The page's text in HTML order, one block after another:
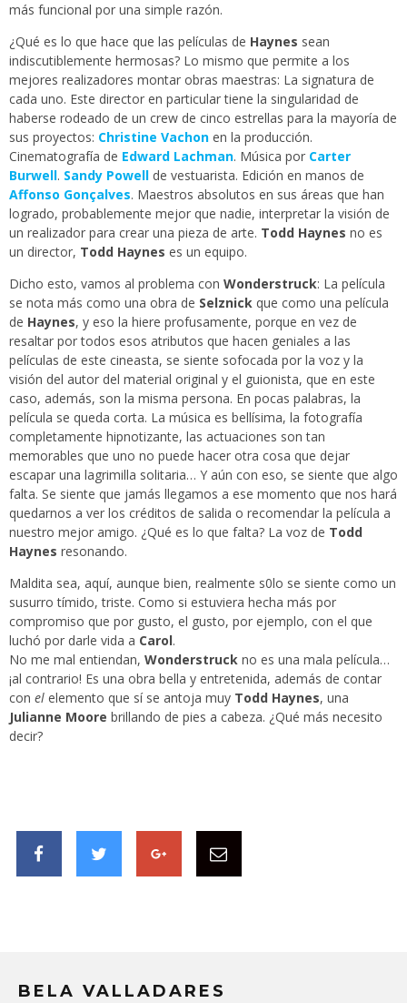
más funcional por una simple razón.
¿Qué es lo que hace que las películas de Haynes sean
indiscutiblemente hermosas? Lo mismo que permite a los
mejores realizadores montar obras maestras: La signatura de
cada uno. Este director en particular tiene la singularidad de
haberse rodeado de un crew de cinco estrellas para la mayoría de
sus proyectos: Christine Vachon en la producción.
Cinematografía de Edward Lachman. Música por Carter
Burwell. Sandy Powell de vestuarista. Edición en manos de
Affonso Gonçalves. Maestros absolutos en sus áreas que han
logrado, probablemente mejor que nadie, interpretar la visión de
un realizador para crear una pieza de arte. Todd Haynes no es
un director, Todd Haynes es un equipo.
Dicho esto, vamos al problema con Wonderstruck: La película
se nota más como una obra de Selznick que como una película
de Haynes, y eso la hiere profusamente, porque en vez de
resaltar por todos esos atributos que hacen geniales a las
películas de este cineasta, se siente sofocada por la voz y la
visión del autor del material original y el guionista, que en este
caso, además, son la misma persona. En pocas palabras, la
película se queda corta. La música es bellísima, la fotografía
completamente hipnotizante, las actuaciones son tan
memorables que uno no puede hacer otra cosa que dejar
escapar una lagrimilla solitaria… Y aún con eso, se siente que algo
falta. Se siente que jamás llegamos a ese momento que nos hará
quedarnos a ver los créditos de salida o recomendar la película a
nuestro mejor amigo. ¿Qué es lo que falta? La voz de Todd
Haynes resonando.
Maldita sea, aquí, aunque bien, realmente s0lo se siente como un
susurro tímido, triste. Como si estuviera hecha más por
compromiso que por gusto, el gusto, por ejemplo, con el que
luchó por darle vida a Carol.
No me mal entiendan, Wonderstruck no es una mala película…
¡al contrario! Es una obra bella y entretenida, además de contar
con el elemento que sí se antoja muy Todd Haynes, una
Julianne Moore brillando de pies a cabeza. ¿Qué más necesito
decir?
BELA VALLADARES